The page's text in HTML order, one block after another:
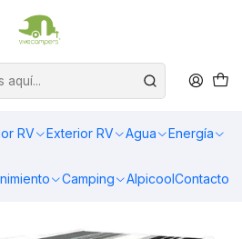
RV Exterior RV Agua Energía
Camping AlpicoolContacto
DIESEL
3.50x2.50 mts blanco